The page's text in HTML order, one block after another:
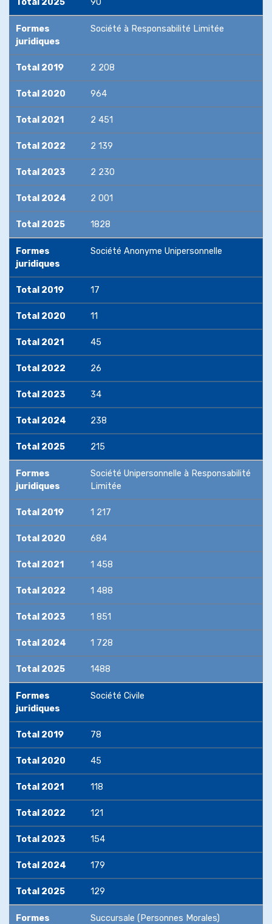
Total 2025 90
Formes
juridiques
Société à Responsabilité Limitée
Total 2019 2 208
Total 2020 964
Total 2021 2 451
Total 2022 2 139
Total 2023 2 230
Total 2024 2 001
Total 2025 1828
Formes
juridiques
Société Anonyme Unipersonnelle
Total 2019 17
Total 2020 11
Total 2021 45
Total 2022 26
Total 2023 34
Total 2024 238
Total 2025 215
Formes
juridiques
Société Unipersonnelle à Responsabilité
Limitée
Total 2019 1 217
Total 2020 684
Total 2021 1 458
Total 2022 1 488
Total 2023 1 851
Total 2024 1 728
Total 2025 1488
Formes
juridiques
Société Civile
Total 2019 78
Total 2020 45
Total 2021 118
Total 2022 121
Total 2023 154
Total 2024 179
Total 2025 129
Formes
Succursale (Personnes Morales)